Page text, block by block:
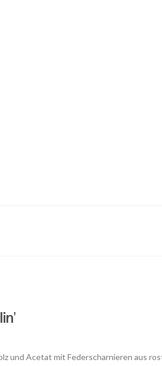
und Acetat mit Federscharnieren aus